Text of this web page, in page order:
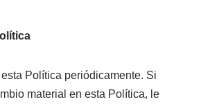
Política periódicamente. Si
material en esta Política, le